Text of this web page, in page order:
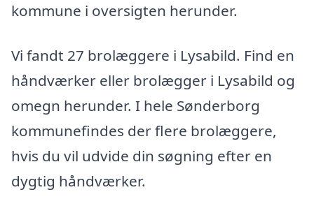
kommune i oversigten herunder.
Vi fandt 27 brolæggere i Lysabild. Find en
håndværker eller brolægger i Lysabild og
omegn herunder. I hele Sønderborg
kommunefindes der flere brolæggere,
hvis du vil udvide din søgning efter en
dygtig håndværker.